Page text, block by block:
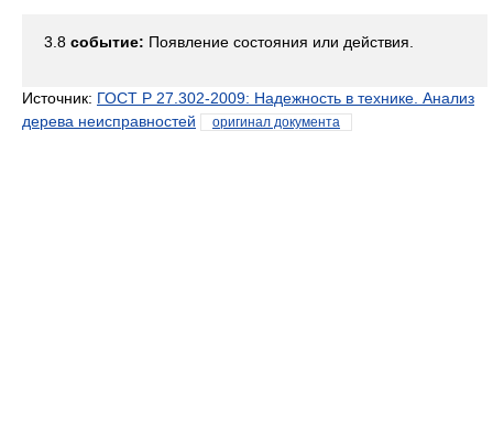
3.8 событие: Появление состояния или действия.
Источник: ГОСТ Р 27.302-2009: Надежность в технике. Анализ
дерева неисправностей
оригинал документа